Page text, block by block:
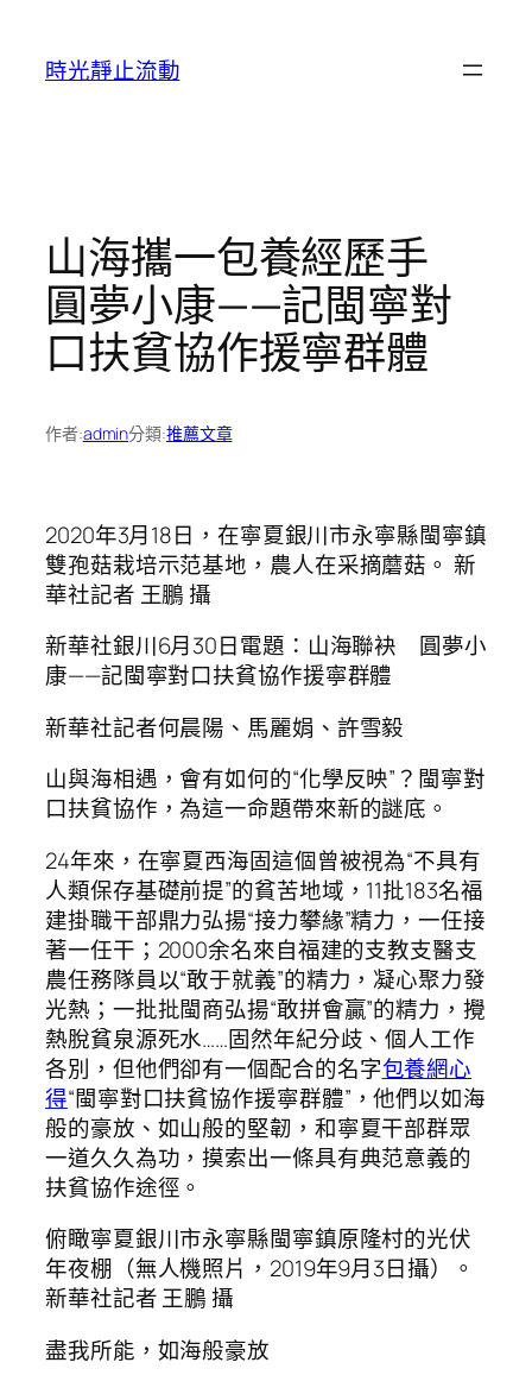
時光靜止流動
山海攜一包養經歷手
圓夢小康——記閩寧對
口扶貧協作援寧群體
作者:admin分類:推薦文章
2020年3月18日，在寧夏銀川市永寧縣閩寧鎮
雙孢菇栽培示范基地，農人在采摘蘑菇。 新
華社記者 王鵬 攝
新華社銀川6月30日電題：山海聯袂 圓夢小
康——記閩寧對口扶貧協作援寧群體
新華社記者何晨陽、馬麗娟、許雪毅
山與海相遇，會有如何的“化學反映”？閩寧對
口扶貧協作，為這一命題帶來新的謎底。
24年來，在寧夏西海固這個曾被視為“不具有
人類保存基礎前提”的貧苦地域，11批183名福
建掛職干部鼎力弘揚“接力攀緣”精力，一任接
著一任干；2000余名來自福建的支教支醫支
農任務隊員以“敢于就義”的精力，凝心聚力發
光熱；一批批閩商弘揚“敢拼會贏”的精力，攪
熱脫貧泉源死水……固然年紀分歧、個人工作
各別，但他們卻有一個配合的名字包養網心
得“閩寧對口扶貧協作援寧群體”，他們以如海
般的豪放、如山般的堅韌，和寧夏干部群眾
一道久久為功，摸索出一條具有典范意義的
扶貧協作途徑。
俯瞰寧夏銀川市永寧縣閩寧鎮原隆村的光伏
年夜棚（無人機照片，2019年9月3日攝）。
新華社記者 王鵬 攝
盡我所能，如海般豪放